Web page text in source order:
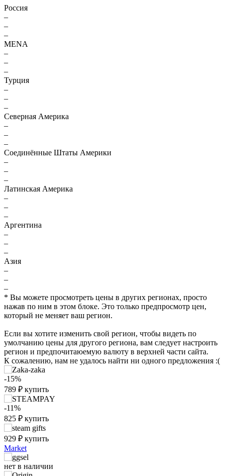
Россия
–
–
–
MENA
–
–
–
Турция
–
–
–
Северная Америка
–
–
–
Соединённые Штаты Америки
–
–
–
Латинская Америка
–
–
–
Аргентина
–
–
–
Азия
–
–
–
* Вы можете просмотреть цены в других регионах, просто
нажав по ним в этом блоке. Это только предпросмотр цен,
который не меняет ваш регион.
Если вы хотите изменить свой регион, чтобы видеть по
умолчанию цены для другого региона, вам следует настроить
регион и предпочитаюемую валюту в верхней части сайта.
К сожалению, нам не удалось найти ни одного предложения :(
-15%
789 ₽ купить
-11%
825 ₽ купить
929 ₽ купить
Market
нет в наличии
₽
1,000
2,000
3,000
4,000
5,000
min